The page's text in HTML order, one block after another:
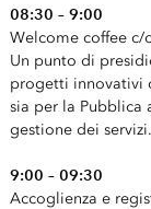
08:30 – 9:00
Welcome coffee c/
Un punto di
progetti innovativi
sia per la Pubblica
gestione dei servizi.
9:00 – 09:30
Accoglienza e